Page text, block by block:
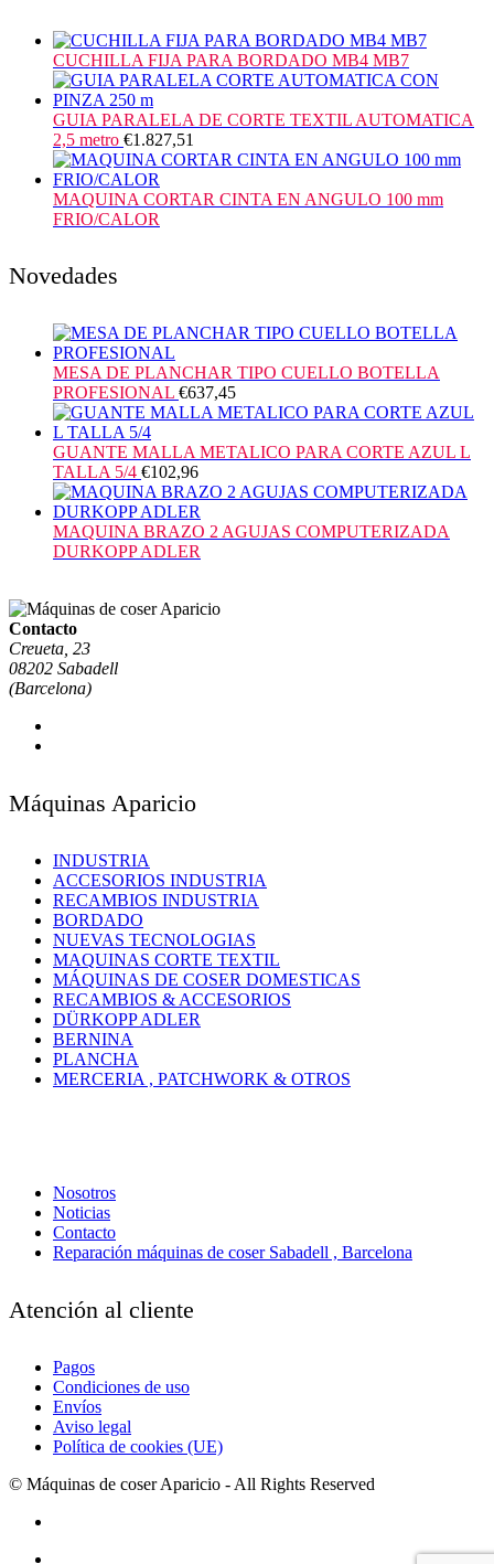
CUCHILLA FIJA PARA BORDADO MB4 MB7
GUIA PARALELA DE CORTE TEXTIL AUTOMATICA
2,5 metro €1.827,51
MAQUINA CORTAR CINTA EN ANGULO 100 mm
FRIO/CALOR
Novedades
MESA DE PLANCHAR TIPO CUELLO BOTELLA
PROFESIONAL €637,45
GUANTE MALLA METALICO PARA CORTE AZUL L
TALLA 5/4 €102,96
MAQUINA BRAZO 2 AGUJAS COMPUTERIZADA
DURKOPP ADLER
Contacto
Creueta, 23
08202 Sabadell
(Barcelona)
Máquinas Aparicio
INDUSTRIA
ACCESORIOS INDUSTRIA
RECAMBIOS INDUSTRIA
BORDADO
NUEVAS TECNOLOGIAS
MAQUINAS CORTE TEXTIL
MÁQUINAS DE COSER DOMESTICAS
RECAMBIOS & ACCESORIOS
DÜRKOPP ADLER
BERNINA
PLANCHA
MERCERIA , PATCHWORK & OTROS
Nosotros
Noticias
Contacto
Reparación máquinas de coser Sabadell , Barcelona
Atención al cliente
Pagos
Condiciones de uso
Envíos
Aviso legal
Política de cookies (UE)
© Máquinas de coser Aparicio - All Rights Reserved